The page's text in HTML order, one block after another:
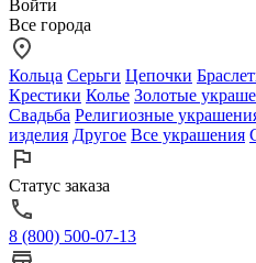
Войти
Все города
Кольца Серьги Цепочки
Крестики Колье Золотые
Свадьба Религиозные
изделия Другое Все украшения
Статус заказа
8 (800) 500-07-13